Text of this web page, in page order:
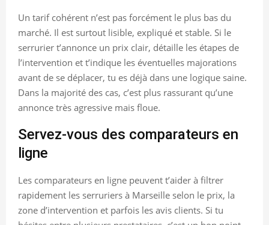
Un tarif cohérent n’est pas forcément le plus bas du
marché. Il est surtout lisible, expliqué et stable. Si le
serrurier t’annonce un prix clair, détaille les étapes de
l’intervention et t’indique les éventuelles majorations
avant de se déplacer, tu es déjà dans une logique saine.
Dans la majorité des cas, c’est plus rassurant qu’une
annonce très agressive mais floue.
Servez-vous des comparateurs en
ligne
Les comparateurs en ligne peuvent t’aider à filtrer
rapidement les serruriers à Marseille selon le prix, la
zone d’intervention et parfois les avis clients. Si tu